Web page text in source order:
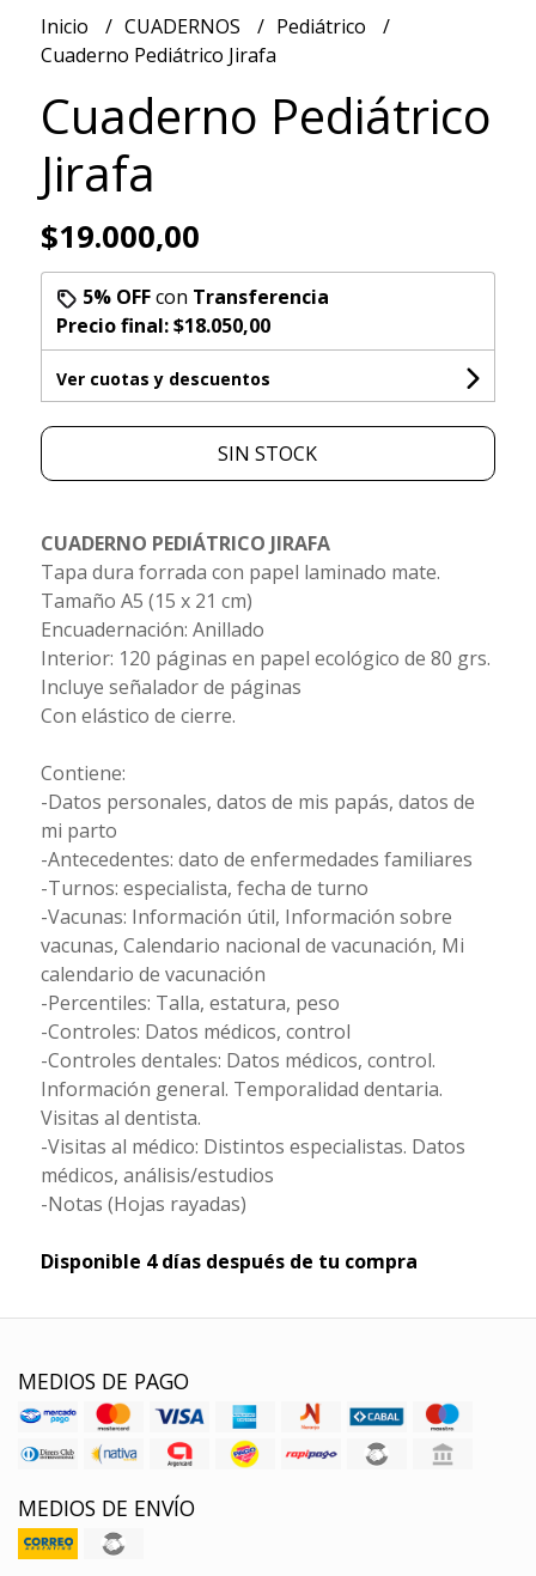
Inicio CUADERNOS
Pediátrico
Cuaderno Pediátrico Jirafa
Cuaderno Pediátrico
Jirafa
$19.000,00
5% OFFcon Transferencia
Precio final:$18.050,00
Ver cuotas y descuentos
SIN STOCK
CUADERNO PEDIÁTRICO JIRAFA
Tapa dura forrada con papel laminado mate.
Tamaño A5 (15 x 21 cm)
Encuadernación: Anillado
Interior: 120 páginas en papel ecológico de 80 grs.
Incluye señalador de páginas
Con elástico de cierre.
Contiene:
-Datos personales, datos de mis papás, datos de
mi parto
-Antecedentes: dato de enfermedades familiares
-Turnos: especialista, fecha de turno
-Vacunas: Información útil, Información sobre
vacunas, Calendario nacional de vacunación, Mi
calendario de vacunación
-Percentiles: Talla, estatura, peso
-Controles: Datos médicos, control
-Controles dentales: Datos médicos, control.
Información general. Temporalidad dentaria.
Visitas al dentista.
-Visitas al médico: Distintos especialistas. Datos
médicos, análisis/estudios
-Notas (Hojas rayadas)
Disponible 4 días después de tu compra
MEDIOS DE PAGO
MEDIOS DE ENVÍO